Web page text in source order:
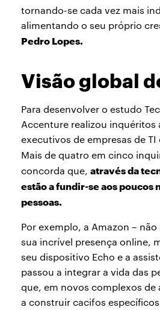
tornando-se cada vez mais
alimentando o seu próprio
Pedro Lopes.
Visão global
Para desenvolver o estudo
Accenture realizou inquéritos
executivos de empresas de
Mais de quatro em cinco
concorda que, através da
estão a fundir-se aos poucos
pessoas.
Por exemplo, a Amazon –
sua incrível presença online,
seu dispositivo Echo e a
passou a integrar a vida das
que, em novos complexos de
a construir cacifos